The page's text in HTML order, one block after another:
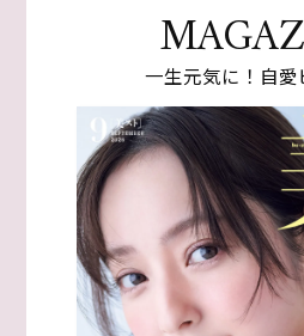
一生元気に！自愛